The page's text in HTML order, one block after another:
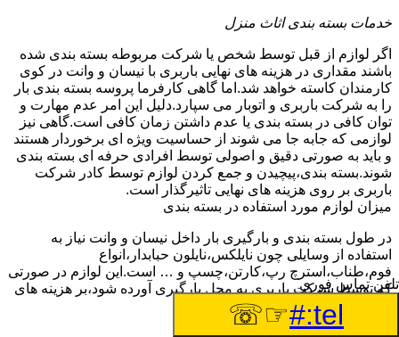
خدمات بسته بندی اثاث منزل
اگر لوازم از قبل توسط شخص یا شرکت مربوطه بسته بندی شده
باشند مقداری در هزینه های نهایی باربری با نیسان و وانت در کوی
کارمندان کاسته خواهد شد.اما گاهی کارفرما پروسه بسته بندی بار
را به شرکت باربری و اتوبار می سپارد.دلیل این امر عدم مهارت و
توان کافی در بسته بندی یا عدم داشتن زمان کافی است.گاهی نیز
لوازمی که جابه جا می شوند از حساسیت ویژه ای برخوردار هستند
و باید به صورتی دقیق و اصولی توسط افرادی حرفه ای بسته بندی
شوند.بسته بندی،پیچیدن و جمع کردن لوازم توسط کادر شرکت
باربری بر روی هزینه های نهایی تاثیرگذار است.
میزان لوازم مورد استفاده در بسته بندی
در طول بسته بندی و بارگیری بار داخل نیسان و وانت نیاز به
استفاده از وسایلی چون نایلکس،نایلون حبابدار،انواع
فوم،طناب،استرچ رپ،کارتن،چسپ و … است.این لوازم در صورتی
که توسط شرکت باربری به محل بارگیری آورده شود،بر هزینه های
نهایی می افزاید.
چیدمان بار و اثاث
تلفن تماس فوری
tel:#
☞☏